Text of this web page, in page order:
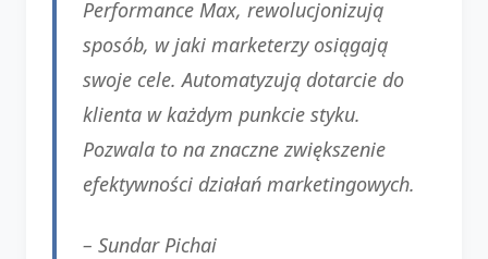
Performance Max, rewolucjonizują
sposób, w jaki marketerzy osiągają
swoje cele. Automatyzują dotarcie do
klienta w każdym punkcie styku.
Pozwala to na znaczne zwiększenie
efektywności działań marketingowych.
– Sundar Pichai